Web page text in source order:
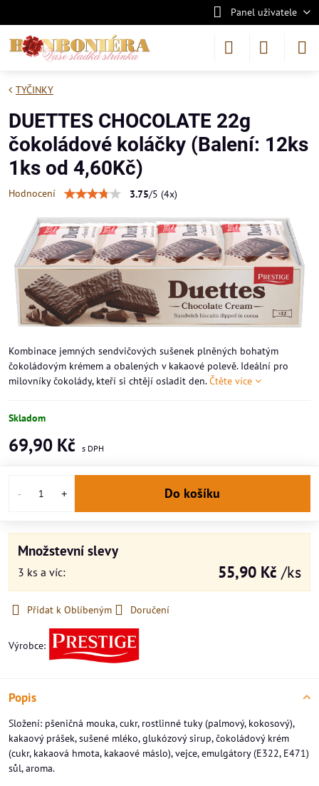
Panel uživatele
TYČINKY
DUETTES CHOCOLATE 22g
čokoládové koláčky (Balení: 12ks
1ks od 4,60Kč)
Hodnocení 3.75/5 (4x)
Kombinace jemných sendvičových sušenek plněných bohatým
čokoládovým krémem a obalených v kakaové polevě. Ideální pro
milovníky čokolády, kteří si chtějí osladit den.Čtěte více
Skladom
69,90 Kč
Do košíku
Množstevní slevy
3 ks a víc: 55,90 Kč /ks
Přidat k Oblíbeným Doručení
Výrobce:
Popis
Složení: pšeničná mouka, cukr, rostlinné tuky (palmový, kokosový),
kakaový prášek, sušené mléko, glukózový sirup, čokoládový krém
(cukr, kakaová hmota, kakaové máslo), vejce, emulgátory (E322, E471)
sůl, aroma.